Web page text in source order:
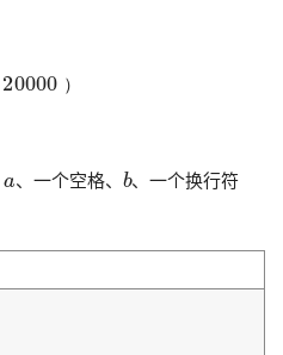
）
、一个空格、 b、一个换行符